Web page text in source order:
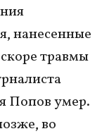
нанесенные
травмы
Попов умер.
во